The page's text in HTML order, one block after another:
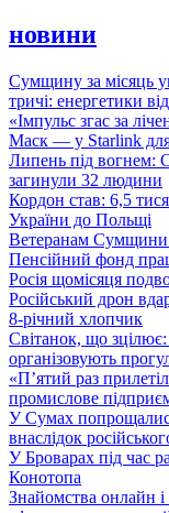
новини
Сумщину за місяць
тричі: енергетики
«Імпульс згас за
Маск — у Starlink
Липень під вогнем:
загинули 32 людини
Кордон став: 6,5
України до Польщі
Ветеранам Сумщини
Пенсійний фонд
Росія щомісяця
Російський дрон
8-річний хлопчик
Світанок, що
організовують
«П’ятий раз
промислове
У Сумах
внаслідок
У Броварах під час
Конотопа
Знайомства онлайн